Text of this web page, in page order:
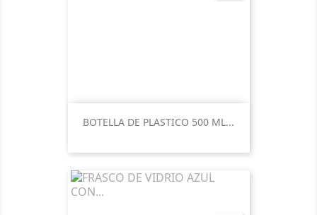
BOTELLA DE PLASTICO 500 ML...